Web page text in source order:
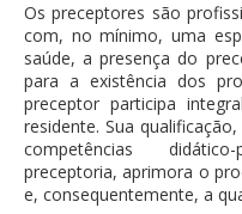
Os preceptores são
com, no mínimo, uma
saúde, a presença do
para a existência dos
preceptor participa
residente. Sua
competências
preceptoria, aprimora o
e, consequentemente, a